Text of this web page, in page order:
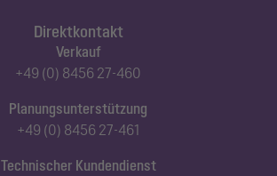
Direktkontakt
Verkauf
+49 (0) 8456 27-460
Planungsunterstützung
+49 (0) 8456 27-461
Technischer Kundendienst